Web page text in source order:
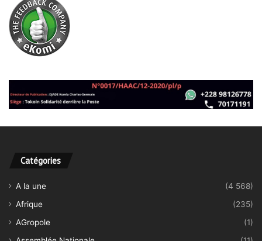
Catégories
A la une
(4 568)
Afrique
(235)
AGropole
(1)